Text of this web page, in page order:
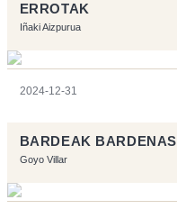
ERROTAK
Iñaki Aizpurua
2024-12-31
BARDEAK BARDENAS
Goyo Villar